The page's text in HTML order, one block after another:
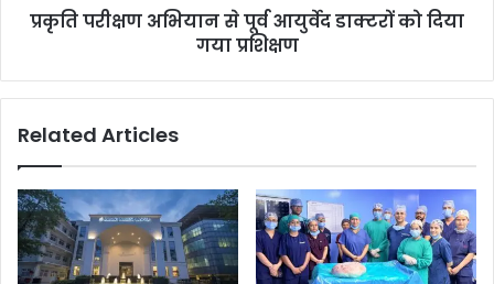
प्रकृति परीक्षण अभियान से पूर्व आयुर्वेद डाक्टरों को दिया
गया प्रशिक्षण
Related Articles